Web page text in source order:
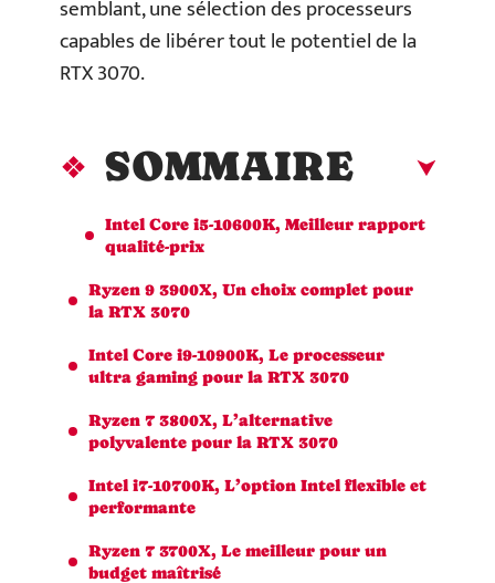
semblant, une sélection des processeurs
capables de libérer tout le potentiel de la
RTX 3070.
SOMMAIRE
Intel Core i5-10600K, Meilleur rapport
qualité-prix
Ryzen 9 3900X, Un choix complet pour
la RTX 3070
Intel Core i9-10900K, Le processeur
ultra gaming pour la RTX 3070
Ryzen 7 3800X, L’alternative
polyvalente pour la RTX 3070
Intel i7-10700K, L’option Intel flexible et
performante
Ryzen 7 3700X, Le meilleur pour un
budget maîtrisé